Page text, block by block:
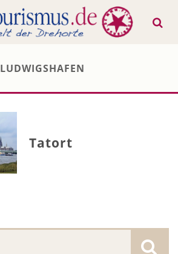
LUDWIGSHAFEN
Tatort